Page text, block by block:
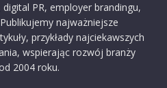
PR, employer brandingu,
najważniejsze
przykłady najciekawszych
wspierając rozwój branży
2004 roku.